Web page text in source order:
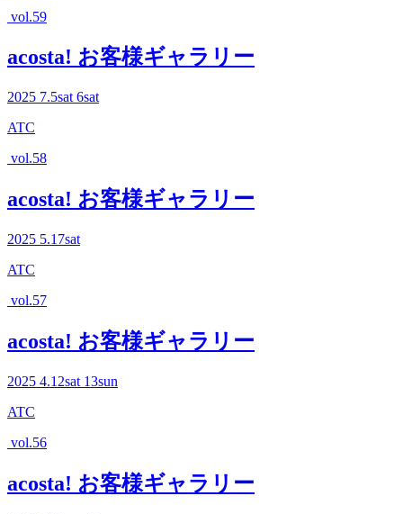
vol.59
acosta! お客様ギャラリー
2025 7.5sat 6sat
ATC
vol.58
acosta! お客様ギャラリー
2025 5.17sat
ATC
vol.57
acosta! お客様ギャラリー
2025 4.12sat 13sun
ATC
vol.56
acosta! お客様ギャラリー